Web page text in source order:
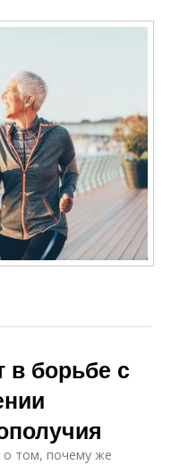
в борьбе с
о том, почему же